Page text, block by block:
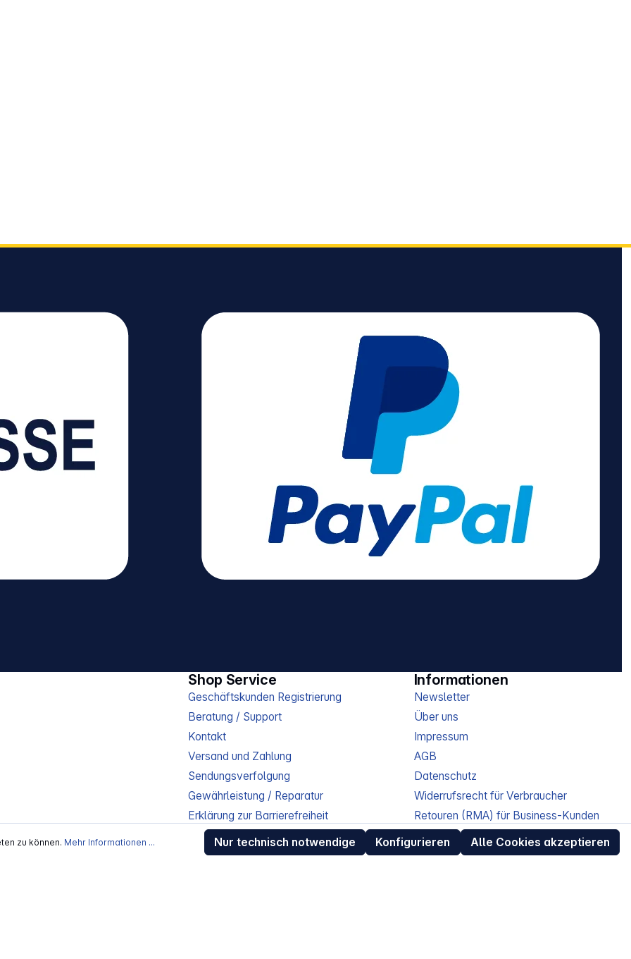
Shop Service
Geschäftskunden Registrierung
Beratung / Support
Kontakt
Versand und Zahlung
Sendungsverfolgung
Gewährleistung / Reparatur
Erklärung zur Barrierefreiheit
Download-Center
Jobs
Informationen
Newsletter
Über uns
Impressum
AGB
Datenschutz
Widerrufsrecht für Verbraucher
Retouren (RMA) für Business-Kunden
Entsorgungshinweise /
Altgeräterücknahme
zu können. Mehr Informationen ... Nur technisch notwendige Konfigurieren Alle Cookies akzeptieren